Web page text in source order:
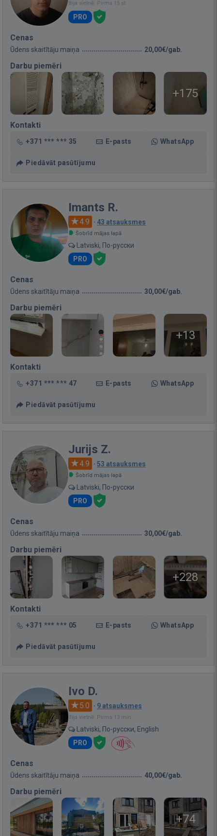
Bija vietnē: Pirms 15 st.
PRO
Cenas
Ūdens skaitītāju maiņa 20,00€/gab.
Darbu piemēri
+175
Kontakti
+371 *** *** 35 E-pasts WhatsApp
Piedāvāt pasūtījumu
Imants R.
4.9 · 43 atsauksmes
Šobrīd mājas lapā
Latviski, По-русски
PRO
Cenas
Ūdens skaitītāju maiņa 30,00€/gab.
Darbu piemēri
+13
Kontakti
+371 *** *** 47 E-pasts WhatsApp
Piedāvāt pasūtījumu
Jurijs Z.
4.9 · 53 atsauksmes
Šobrīd mājas lapā
Latviski, По-русски
PRO
Cenas
Ūdens skaitītāju maiņa 30,00€/gab.
Darbu piemēri
+228
Kontakti
+371 *** *** 05 E-pasts WhatsApp
Piedāvāt pasūtījumu
Ivo D.
5.0 · 9 atsauksmes
Bija vietnē: Pirms 13 min.
Latviski, По-русски, English
PRO
Cenas
Ūdens skaitītāju maiņa 40,00€/gab.
Darbu piemēri
+74